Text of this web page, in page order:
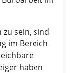
sein, sind
im Bereich
haben